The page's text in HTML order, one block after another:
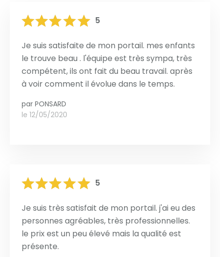
5
Je suis satisfaite de mon portail. mes enfants
le trouve beau . l'équipe est très sympa, très
compétent, ils ont fait du beau travail. après
à voir comment il évolue dans le temps.
par PONSARD
le 12/05/2020
5
Je suis très satisfait de mon portail. j'ai eu des
personnes agréables, très professionnelles.
le prix est un peu élevé mais la qualité est
présente.